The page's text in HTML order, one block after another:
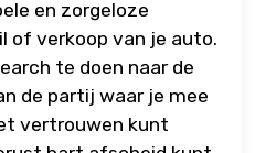
en zorgeloze
of verkoop van je auto.
te doen naar de
de partij waar je mee
vertrouwen kunt